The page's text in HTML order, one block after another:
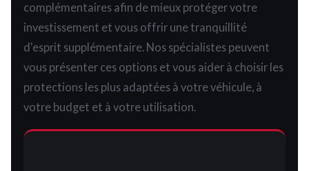
complémentaires afin de mieux protéger votre
investissement et vous offrir une tranquillité
d'esprit supplémentaire. Nos spécialistes peuvent
vous présenter ces options et vous aider à choisir les
protections les plus adaptées à votre véhicule, à
votre budget et à votre utilisation.